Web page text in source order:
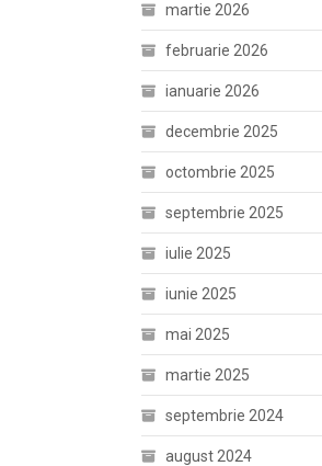
martie 2026
februarie 2026
ianuarie 2026
decembrie 2025
octombrie 2025
septembrie 2025
iulie 2025
iunie 2025
mai 2025
martie 2025
septembrie 2024
august 2024